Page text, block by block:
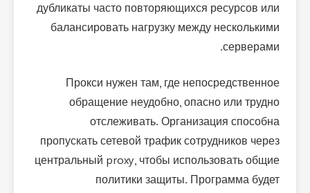
дубликаты часто повторяющихся ресурсов или
балансировать нагрузку между несколькими
серверами.
Прокси нужен там, где непосредственное
обращение неудобно, опасно или трудно
отслеживать. Организация способна
пропускать сетевой трафик сотрудников через
центральный proxy, чтобы использовать общие
политики защиты. Программа будет